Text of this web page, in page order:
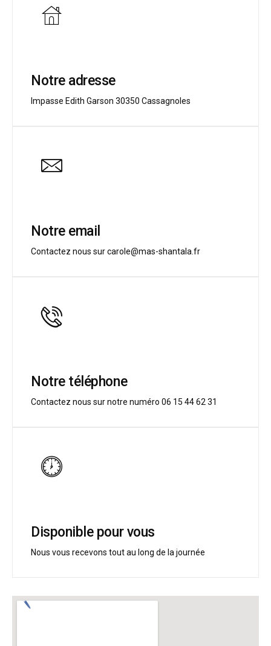
Notre adresse
Impasse Edith Garson 30350 Cassagnoles
Notre email
Contactez nous sur carole@mas-shantala.fr
Notre téléphone
Contactez nous sur notre numéro 06 15 44 62 31
Disponible pour vous
Nous vous recevons tout au long de la journée